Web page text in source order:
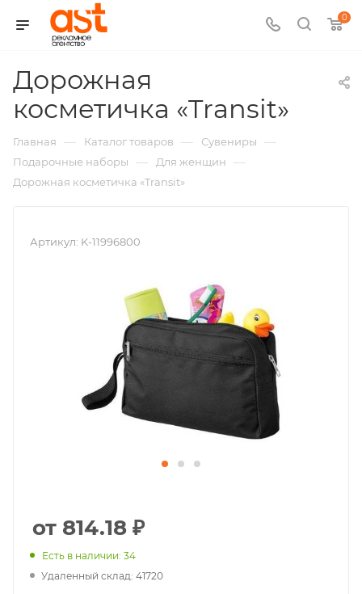
0
Дорожная
косметичка «Transit»
Главная — Каталог товаров — Сувениры —
Подарочные наборы — Для женщин —
Дорожная косметичка «Transit»
Артикул: K-11996800
от 814.18 ₽
Есть в наличии: 34
Удаленный склад: 41720